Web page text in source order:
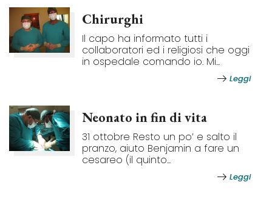
Chirurghi
Il capo ha informato tutti i
collaboratori ed i religiosi che oggi
in ospedale comando io. Mi...
Leggi
Neonato in fin di vita
31 ottobre Resto un po’ e salto il
pranzo, aiuto Benjamin a fare un
cesareo (il quinto...
Leggi